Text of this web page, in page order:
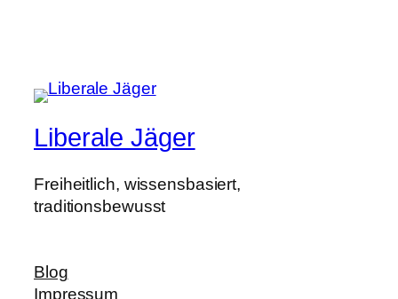
Liberale Jäger
Freiheitlich, wissensbasiert,
traditionsbewusst
Blog
Impressum